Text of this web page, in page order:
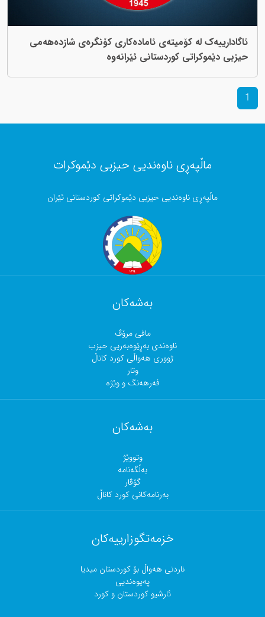
ئاگادارییەک لە کۆمیتەی ئامادەکاری کۆنگرەی شازدەهەمی
حیزبی دێموکراتی کوردستانی ئێرانەوە
1
ماڵپەڕی ناوەندیی حیزبی دێموکرات
ماڵپەڕی ناوەندیی حیزبی دێموکراتی کوردستانی ئێران
بەشەکان
مافی مرۆڤ
ناوەندی بەڕێوەبەریی حیزب
ژووری هەواڵی کورد کاناڵ
وتار
فەرهەنگ و وێژە
بەشەکان
وتووێژ
بەڵگەنامە
گۆڤار
بەرنامەکانی کورد کاناڵ
خزمەتگوزارییەکان
ناردنی هەواڵ بۆ کوردستان میدیا
پەیوەندیی
ئارشیو کوردستان و کورد